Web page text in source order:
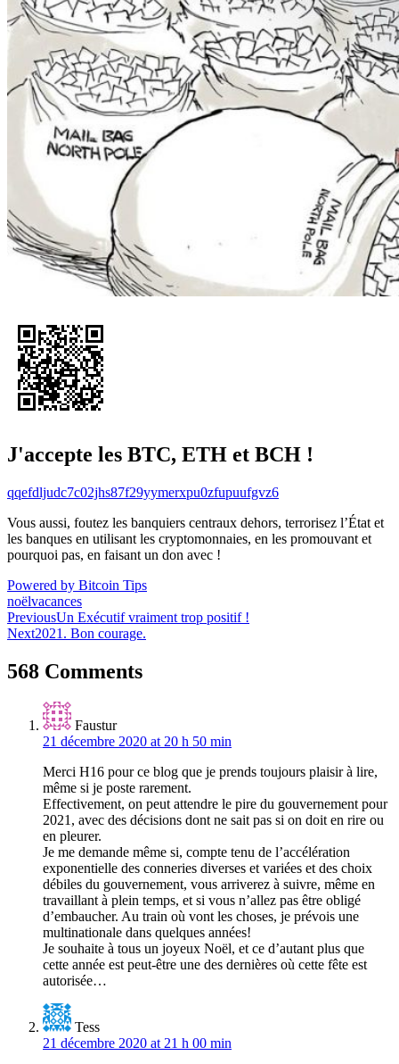
J'accepte les BTC, ETH et BCH !
qqefdljudc7c02jhs87f29yymerxpu0zfupuufgvz6
Vous aussi, foutez les banquiers centraux dehors, terrorisez l’État et
les banques en utilisant les cryptomonnaies, en les promouvant et
pourquoi pas, en faisant un don avec !
Powered by Bitcoin Tips
noëlvacances
Navigation
de
l’article
PreviousUn Exécutif vraiment trop positif !
Next2021. Bon courage.
568 Comments
Faustur
21 décembre 2020 at 20 h 50 min
Merci H16 pour ce blog que je prends toujours plaisir à lire,
même si je poste rarement.
Effectivement, on peut attendre le pire du gouvernement pour
2021, avec des décisions dont ne sait pas si on doit en rire ou
en pleurer.
Je me demande même si, compte tenu de l’accélération
exponentielle des conneries diverses et variées et des choix
débiles du gouvernement, vous arriverez à suivre, même en
travaillant à plein temps, et si vous n’allez pas être obligé
d’embaucher. Au train où vont les choses, je prévois une
multinationale dans quelques années!
Je souhaite à tous un joyeux Noël, et ce d’autant plus que
cette année est peut-être une des dernières où cette fête est
autorisée…
Tess
21 décembre 2020 at 21 h 00 min